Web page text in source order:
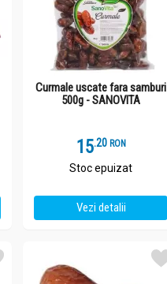
Curmale uscate fara samburi
500g - SANOVITA
15.2 RON
Stoc epuizat
Vezi detalii